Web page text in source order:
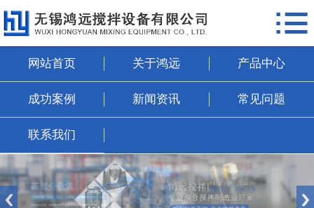
网站首页
新闻资讯
常见问题

网站首页 关于鸿远 产品中心
成功案例 新闻资讯 常见问题
联系我们